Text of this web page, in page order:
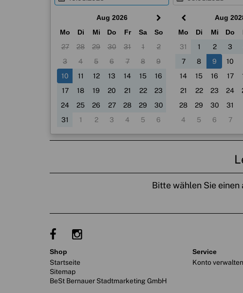
Bitte wählen Sie
shop
Startseite
Sitemap
BeSt Bernauer Stadtmarketing GmbH
service
Konto verwalten
Aug 2026
Mo
Di Mi Do Fr Sa
So
27
28 29 30 31 1
2
3
4 5 6 7 8
9
10
11 12 13 14 15
16
17
18 19 20 21 22
23
24
25 26 27 28 29
30
31
1 2 3 4 5 6
Aug
Mo
Di Mi Do
31
1 2 3
7
8 9 10
14
15 16 17
21
22 23 24
28
29 30 31
4
5 6 7